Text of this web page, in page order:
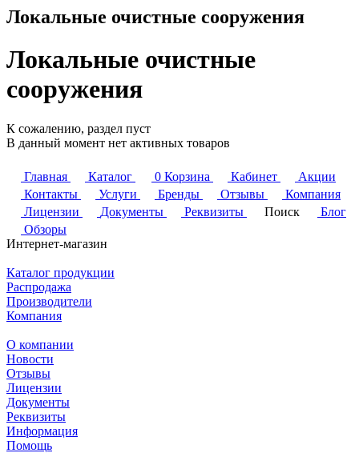
Локальные очистные сооружения
Локальные очистные
сооружения
К сожалению, раздел пуст
В данный момент нет активных товаров
Главная Каталог 0 Корзина Кабинет
Акции
Контакты
Услуги Бренды Отзывы
Компания
Лицензии
Документы Реквизиты Поиск
Блог
Обзоры
Интернет-магазин
Каталог продукции
Распродажа
Производители
Компания
О компании
Новости
Отзывы
Лицензии
Документы
Реквизиты
Информация
Помощь